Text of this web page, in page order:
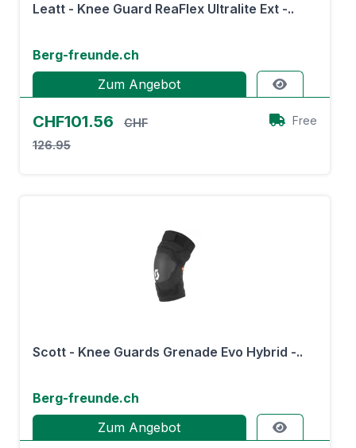
Leatt - Knee Guard ReaFlex Ultralite Ext -..
Berg-freunde.ch
Zum Angebot
CHF101.56
CHF
126.95
Free
Scott - Knee Guards Grenade Evo Hybrid -..
Berg-freunde.ch
Zum Angebot